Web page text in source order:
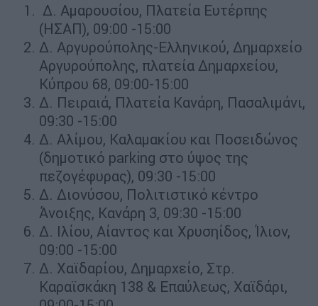
Δ. Αμαρουσίου, Πλατεία Ευτέρπης
(ΗΣΑΠ), 09:00 -15:00
Δ. Αργυρούπολης-Ελληνικού, Δημαρχείο
Αργυρούπολης, πλατεία Δημαρχείου,
Κύπρου 68, 09:00-15:00
Δ. Πειραιά, Πλατεία Κανάρη, Πασαλιμάνι,
09:30 -15:00
Δ. Αλίμου, Καλαμακίου και Ποσειδώνος
(δημοτικό parking στο ύψος της
πεζογέφυρας), 09:30 -15:00
Δ. Διονύσου, Πολιτιστικό κέντρο
Άνοιξης, Κανάρη 3, 09:30 -15:00
Δ. Ιλίου, Αίαντος και Χρυσηίδος, Ίλιον,
09:00 -15:00
Δ. Χαϊδαρίου, Δημαρχείο, Στρ.
Καραϊσκάκη 138 & Επαύλεως, Χαϊδάρι,